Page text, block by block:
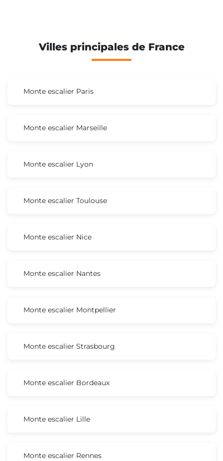
Villes principales de France
Monte escalier Paris
Monte escalier Marseille
Monte escalier Lyon
Monte escalier Toulouse
Monte escalier Nice
Monte escalier Nantes
Monte escalier Montpellier
Monte escalier Strasbourg
Monte escalier Bordeaux
Monte escalier Lille
Monte escalier Rennes